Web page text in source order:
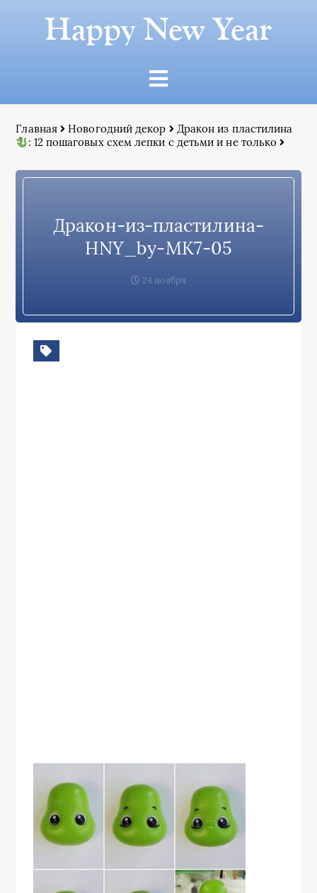
Happy New Year
Главная Новогодний декор
Дракон из пластилина
: 12 пошаговых схем лепки с детьми и не только
Дракон-из-пластилина-
HNY_by-МК7-05
24 ноября